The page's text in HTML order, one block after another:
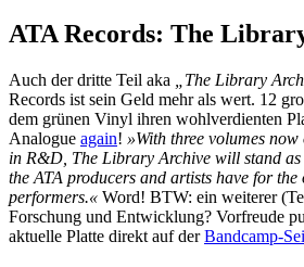
ATA Records: The
Auch der dritte Teil aka „The Library
Records ist sein Geld mehr als wert. 12
dem grünen Vinyl ihren wohlverdienten
Analogue again! »With three volumes
in R&D, The Library Archive will stand as
the ATA producers and artists have for
performers.« Word! BTW: ein weiterer
Forschung und Entwicklung? Vorfreude
aktuelle Platte direkt auf derBandcamp-